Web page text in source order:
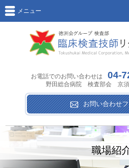
メニュー
お電話でのお問い合わせは 04-
野田総合病院 検査部会 京須
お問い合わせ
職場紹